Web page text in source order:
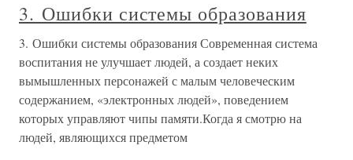
3. Ошибки системы образования
3. Ошибки системы образования Современная система
воспитания не улучшает людей, а создает неких
вымышленных персонажей с малым человеческим
содержанием, «электронных людей», поведением
которых управляют чипы памяти.Когда я смотрю на
людей, являющихся предметом